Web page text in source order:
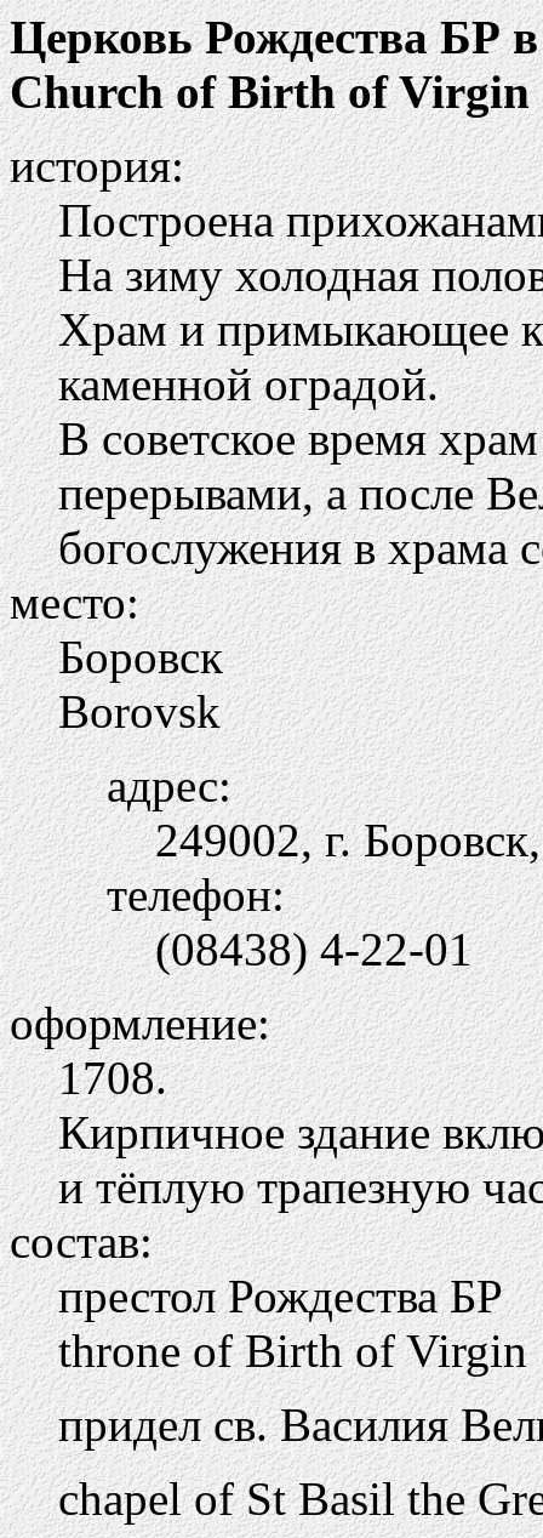
Церковь Рождества БР
Church of Birth of Virgin
история:
Построена
На зиму холодная
Храм и примыкающее
каменной оградой.
В советское время
перерывами, а после
богослужения в храма
место:
Боровск
Borovsk
адрес:
249002, г.
телефон:
(08438) 4-22-01
оформление:
1708.
Кирпичное здание
и тёплую трапезную
состав:
престол Рождества БР
throne of Birth of Virgin
придел св. Василия
chapel of St Basil the